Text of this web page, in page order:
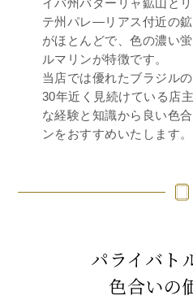
イバ州バターリャ鉱山と
テ州パレ―リアス付近の
がほとんどで、色の濃い
ルマリンが特徴です。
当店では優れたブラジル
30年近く見続けている店
な経験と知識から良い色
ンをおすすめいたします。
パライバト
色合いの